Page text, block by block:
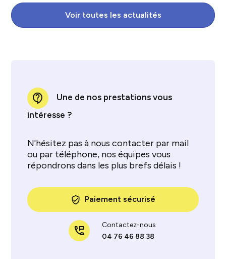
Voir toutes les actualités
contact_support
Une de nos prestations vous
intéresse ?
N'hésitez pas à nous contacter par mail
ou par téléphone, nos équipes vous
répondrons dans les plus brefs délais !
verified_user Paiement sécurisé
perm_phone_msg
Contactez-nous
04 76 46 88 38